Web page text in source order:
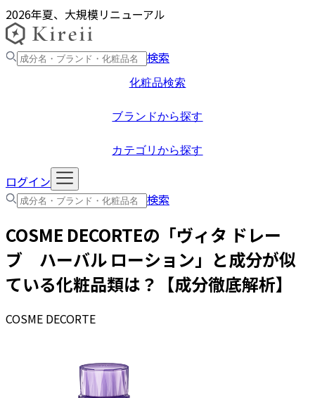
2026年夏、大規模リニューアル
検索
化粧品検索
ブランドから探す
カテゴリから探す
ログイン
検索
COSME DECORTEの「ヴィタ ドレー
ブ ハーバル ローション 」と成分が似
ている化粧品類は？【成分徹底解析】
COSME DECORTE